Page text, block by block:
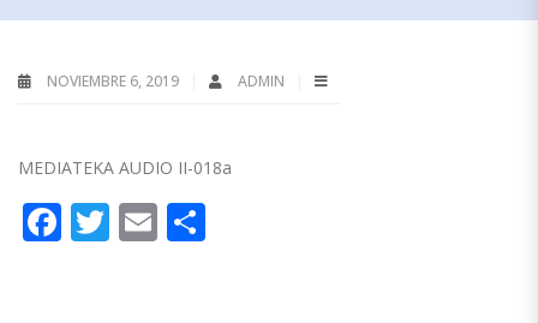
NOVIEMBRE 6, 2019 ADMIN
MEDIATEKA AUDIO II-018a
Facebook
Twitter
Email